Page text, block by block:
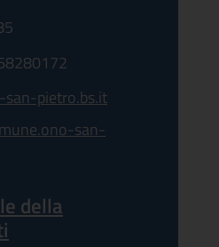
pietro.bs.it
san-
della